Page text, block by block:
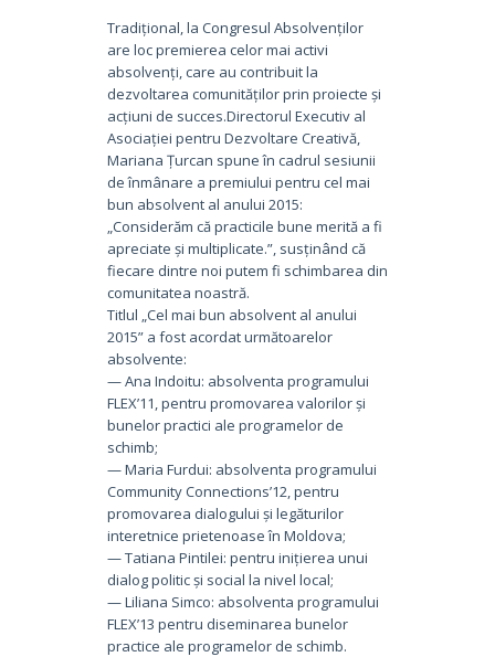
Tradițional, la Congresul Absolvenților
are loc premierea celor mai activi
absolvenți, care au contribuit la
dezvoltarea comunităților prin proiecte și
acțiuni de succes.Directorul Executiv al
Asociației pentru Dezvoltare Creativă,
Mariana Țurcan spune în cadrul sesiunii
de înmânare a premiului pentru cel mai
bun absolvent al anului 2015:
„Considerăm că practicile bune merită a fi
apreciate și multiplicate.”, susținând că
fiecare dintre noi putem fi schimbarea din
comunitatea noastră.
Titlul „Cel mai bun absolvent al anului
2015” a fost acordat următoarelor
absolvente:
— Ana Indoitu: absolventa programului
FLEX’11, pentru promovarea valorilor și
bunelor practici ale programelor de
schimb;
— Maria Furdui: absolventa programului
Community Connections’12, pentru
promovarea dialogului și legăturilor
interetnice prietenoase în Moldova;
— Tatiana Pintilei: pentru inițierea unui
dialog politic și social la nivel local;
— Liliana Simco: absolventa programului
FLEX’13 pentru diseminarea bunelor
practice ale programelor de schimb.